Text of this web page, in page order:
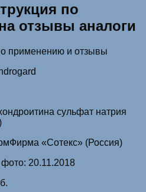
по
отзывы аналоги
применению и отзывы
сульфат натрия
«Сотекс» (Россия)
20.11.2018